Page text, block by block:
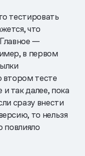
тестировать
что
—
в первом
втором тесте
так далее, пока
сразу внести
то нельзя
повлияло